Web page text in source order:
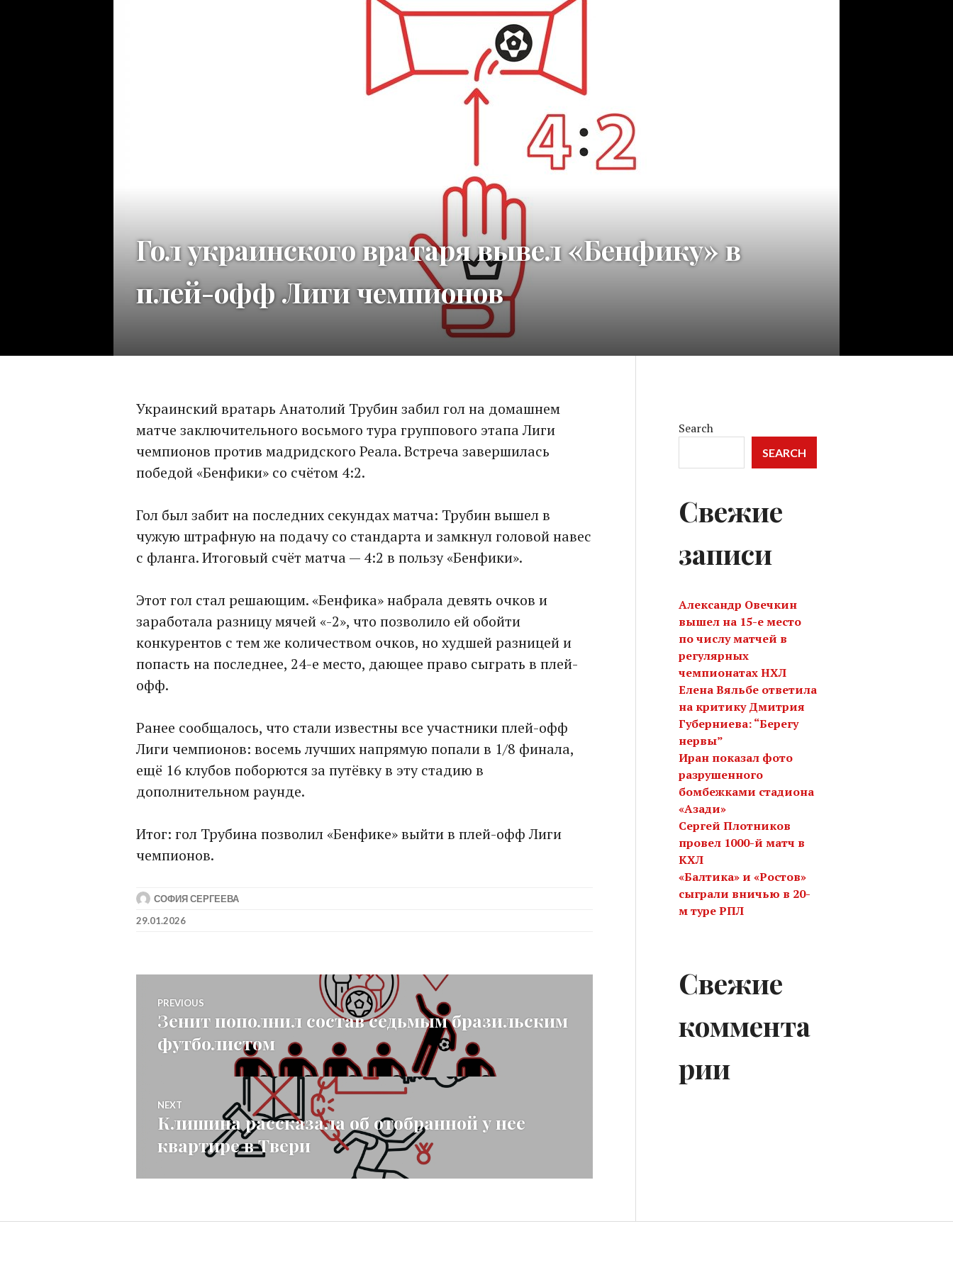
Гол украинского вратаря вывел «Бенфику» в
плей-офф Лиги чемпионов
Украинский вратарь Анатолий Трубин забил гол на домашнем
матче заключительного восьмого тура группового этапа Лиги
чемпионов против мадридского Реала. Встреча завершилась
победой «Бенфики» со счётом 4:2.
Гол был забит на последних секундах матча: Трубин вышел в
чужую штрафную на подачу со стандарта и замкнул головой навес
с фланга. Итоговый счёт матча — 4:2 в пользу «Бенфики».
Этот гол стал решающим. «Бенфика» набрала девять очков и
заработала разницу мячей «-2», что позволило ей обойти
конкурентов с тем же количеством очков, но худшей разницей и
попасть на последнее, 24-е место, дающее право сыграть в плей-
офф.
Ранее сообщалось, что стали известны все участники плей-офф
Лиги чемпионов: восемь лучших напрямую попали в 1/8 финала,
ещё 16 клубов поборются за путёвку в эту стадию в
дополнительном раунде.
Итог: гол Трубина позволил «Бенфике» выйти в плей-офф Лиги
чемпионов.
СОФИЯ СЕРГЕЕВА
29.01.2026
Post
navigation
PREVIOUS
Previous
post:
Зенит пополнил состав седьмым бразильским
футболистом
NEXT
Next
post:
Клишина рассказала об отобранной у нее
квартире в Твери
Search
SEARCH
Свежие
записи
Александр Овечкин
вышел на 15-е место
по числу матчей в
регулярных
чемпионатах НХЛ
Елена Вяльбе ответила
на критику Дмитрия
Губерниева: “Берегу
нервы”
Иран показал фото
разрушенного
бомбежками стадиона
«Азади»
Сергей Плотников
провел 1000-й матч в
КХЛ
«Балтика» и «Ростов»
сыграли вничью в 20-
м туре РПЛ
Свежие
коммента
рии